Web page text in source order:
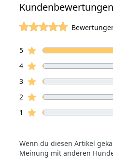
Kundenbewertungen
Bewertungen
5Sterne Bewertungen
4Sterne Bewertungen
3Sterne Bewertungen
2 Sterne Bewertungen
1
Sterne Bewertungen
Wenn du diesen Artikel
Meinung mit anderen